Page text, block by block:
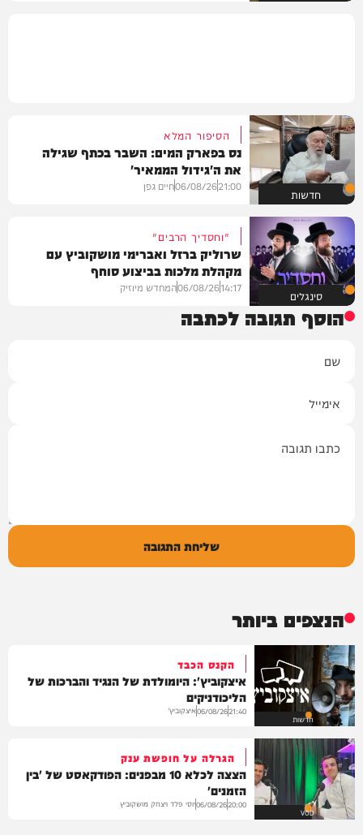
חדשות
הסיפור המלא
נס בפארק המים: השבר בכתף שגילה
את ה'גידול הממאיר'
21:00
06/08/26חיים גפן
סינגלים
"וחסדיך הרבים"
שרוליק ברזל ואברימי מושקוביץ עם
מקהלת מלכות בביצוע סוחף
14:17
06/08/26המחדש מיוזיק
הוסף תגובה לכתבה
שליחת התגובה
הנצפים ביותר
חדשות
הקנס הכבד
איצקוביץ': היומולדת של הנגיד והברכות של
הליכודניקים
21:40
06/08/26איצקוביץ'
VOD
הגרלה על חופשת ענק
הצצה לכלא 10 מבפנים: הפודקאסט של 'בין
הזמנים'
20:00
06/08/26יוסי פלד ויצחק מושקוביץ